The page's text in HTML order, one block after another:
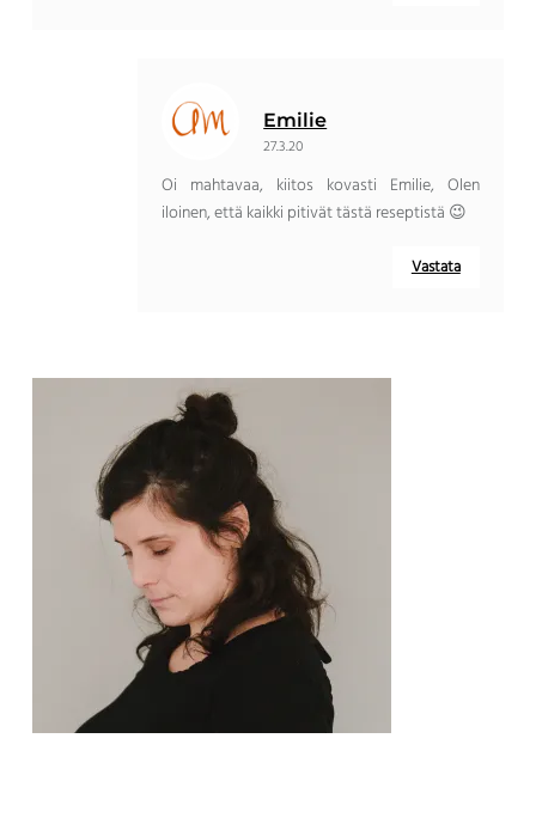
Emilie
27.3.20
Oi mahtavaa, kiitos kovasti Emilie, Olen
iloinen, että kaikki pitivät tästä reseptistä 😉
Vastata